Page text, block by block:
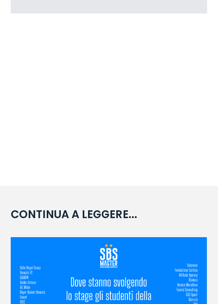
CONTINUA A LEGGERE...